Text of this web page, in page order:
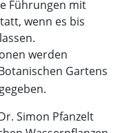
Führungen mit
wenn es bis
werden
Gartens
Simon Pfanzelt